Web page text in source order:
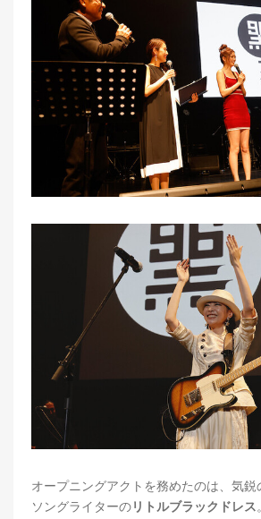
オープニングアクトを務めたのは、気鋭
ソングライターのリトルブラックドレス